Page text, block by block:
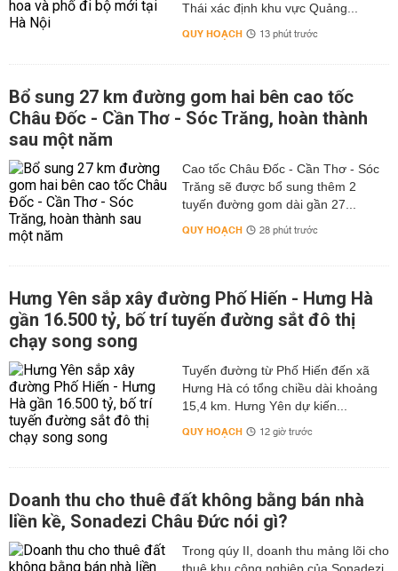
Thái xác định khu vực Quảng...
QUY HOẠCH 13 phút trước
Bổ sung 27 km đường gom hai bên cao tốc
Châu Đốc - Cần Thơ - Sóc Trăng, hoàn thành
sau một năm
Cao tốc Châu Đốc - Cần Thơ - Sóc
Trăng sẽ được bổ sung thêm 2
tuyến đường gom dài gần 27...
QUY HOẠCH 28 phút trước
Hưng Yên sắp xây đường Phố Hiến - Hưng Hà
gần 16.500 tỷ, bố trí tuyến đường sắt đô thị
chạy song song
Tuyến đường từ Phố Hiến đến xã
Hưng Hà có tổng chiều dài khoảng
15,4 km. Hưng Yên dự kiến...
QUY HOẠCH 12 giờ trước
Doanh thu cho thuê đất không bằng bán nhà
liền kề, Sonadezi Châu Đức nói gì?
Trong qúy II, doanh thu mảng lõi cho